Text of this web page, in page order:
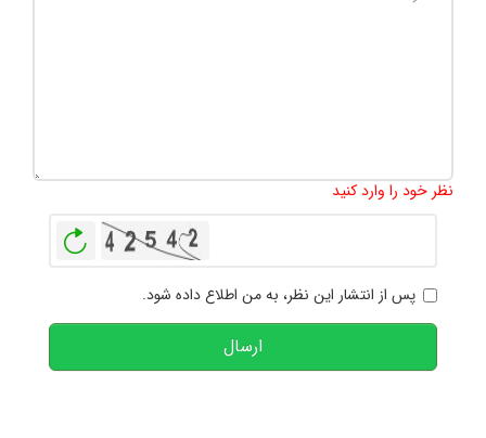
نظر خود را وارد کنید
پس از انتشار این نظر، به من اطلاع داده شود.
ارسال